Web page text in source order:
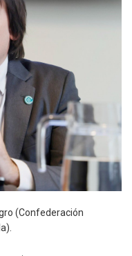
(Confederación